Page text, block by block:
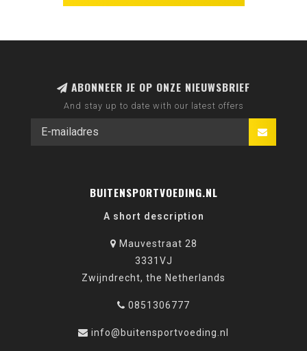
ABONNEER JE OP ONZE NIEUWSBRIEF
And stay up to date with our latest offers
BUITENSPORTVOEDING.NL
A short description
Mauvestraat 28
3331VJ
Zwijndrecht, the Netherlands
0851306777
info@buitensportvoeding.nl